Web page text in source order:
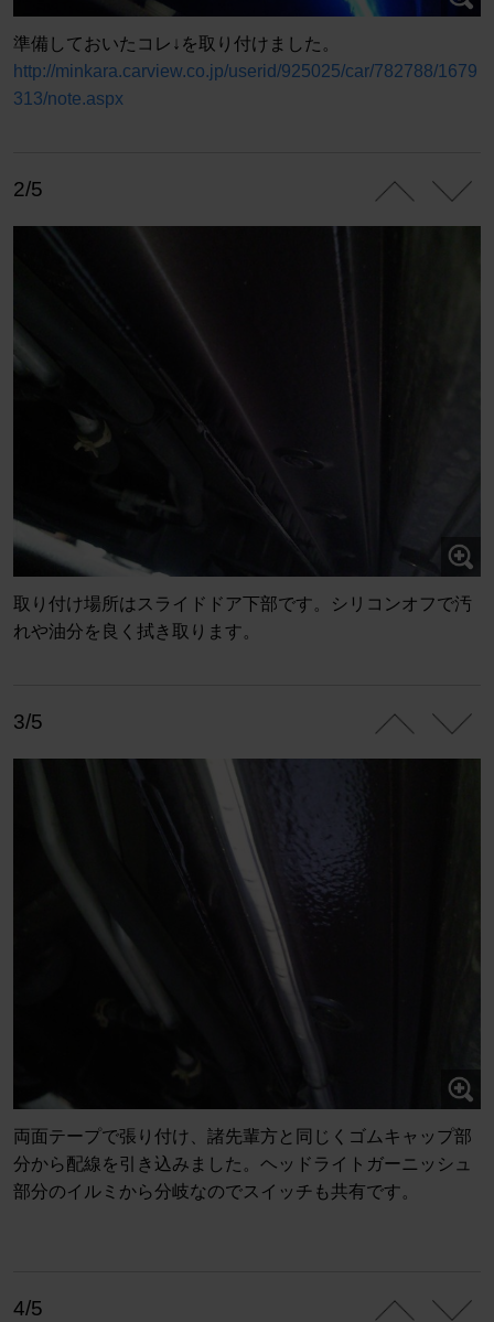
準備しておいたコレ↓を取り付けました。
http://minkara.carview.co.jp/userid/925025/car/782788/1679
313/note.aspx
2/5
取り付け場所はスライドドア下部です。シリコンオフで汚
れや油分を良く拭き取ります。
3/5
両面テープで張り付け、諸先輩方と同じくゴムキャップ部
分から配線を引き込みました。ヘッドライトガーニッシュ
部分のイルミから分岐なのでスイッチも共有です。
4/5